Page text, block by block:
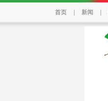
首页 新闻